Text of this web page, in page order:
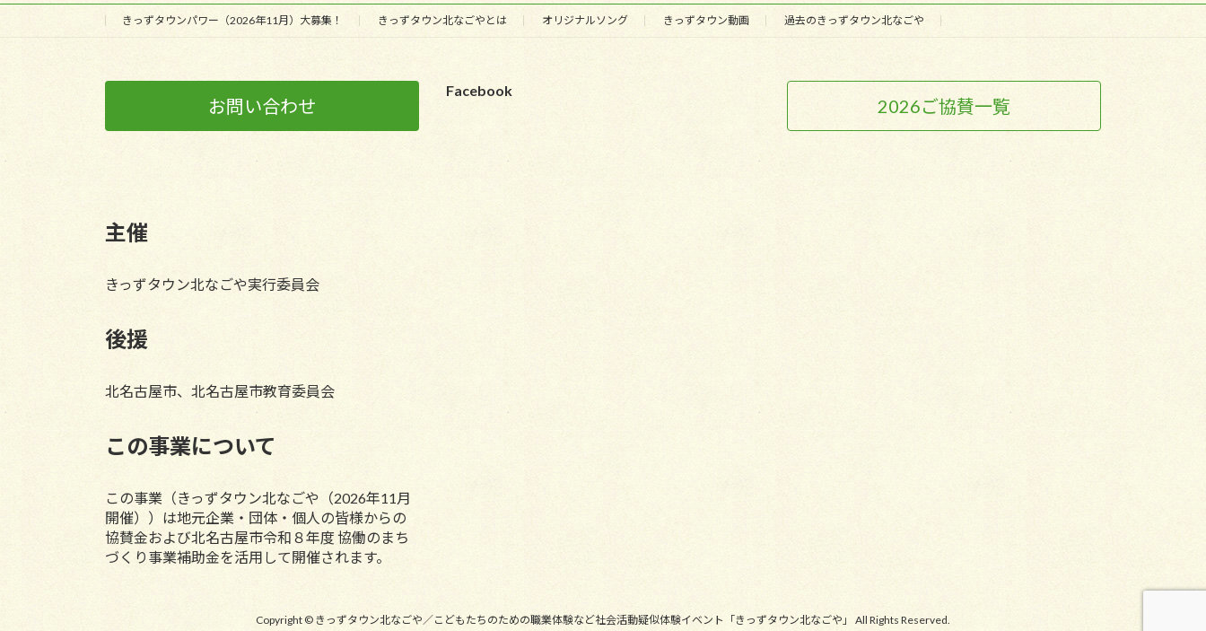
きっずタウンパワー（2026年11月）大募集！ きっずタウン北なごやとは オリジナルソング きっずタウン動画 過去のきっずタウン北なごや
お問い合わせ
主催
きっずタウン北なごや実行委員会
後援
北名古屋市、北名古屋市教育委員会
この事業について
この事業（きっずタウン北なごや （2026年11月
開催） ）は地元企業・団体・個人の皆様からの
協賛金および北名古屋市令和８年度 協働のまち
づくり事業補助金を活用して開催されます。
Facebook
2026ご協賛一覧
Copyright © きっずタウン北なごや／こどもたちのための職業体験など社会活動疑似体験イベント「きっずタウン北なごや」 All Rights Reserved.